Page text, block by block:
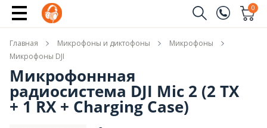
(096)
(044)
0
Имя
Телефон
Главная Микрофоны и диктофоны
Микрофоны
Микрофоны DJI
Микрофоннная
радиосистема DJI Mic 2 (2 TX
+ 1 RX + Charging Case)
Сообщить о поступлении